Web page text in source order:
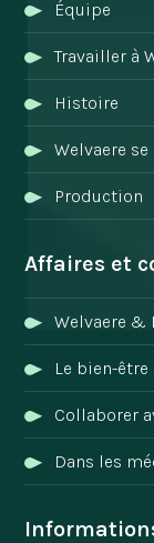
Équipe
Travailler à
Histoire
Welvaere
Production
Affaires et
Welvaere &
Le bien-
Collaborer
Dans les